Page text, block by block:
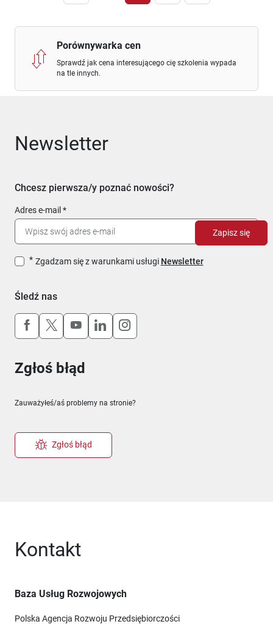
Porównywarka cen
Sprawdź jak cena interesującego cię szkolenia wypada
na tle innych.
Newsletter
Chcesz pierwsza/y poznać nowości?
Adres e-mail
Zgadzam się z warunkami usługi Newsletter
Zapisz się
Śledź nas
Uwaga, link otworzy się w nowym oknie
Uwaga, link otworzy się w nowym oknie
Uwaga, link otworzy się w nowym
Uwaga, link otworzy się w
Uwaga, link otworzy się w
Zgłoś błąd
Zauważyłeś/aś problemy na stronie?
Zgłoś błąd
Kontakt
Baza Usług Rozwojowych
Polska Agencja Rozwoju Przedsiębiorczości